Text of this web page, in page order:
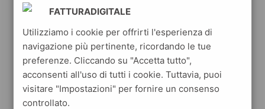
FATTURADIGITALE
Utilizziamo i cookie per offrirti l'esperienza di
navigazione più pertinente, ricordando le tue
preferenze. Cliccando su "Accetta tutto",
acconsenti all'uso di tutti i cookie. Tuttavia, puoi
visitare "Impostazioni" per fornire un consenso
controllato.